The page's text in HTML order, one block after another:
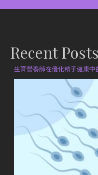
Recent Posts
生育營養師在優化精子健康中